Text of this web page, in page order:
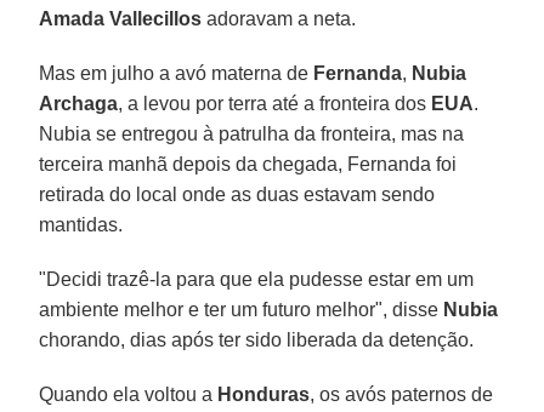
Amada Vallecillos adoravam a neta.
Mas em julho a avó materna de Fernanda, Nubia
Archaga, a levou por terra até a fronteira dos EUA.
Nubia se entregou à patrulha da fronteira, mas na
terceira manhã depois da chegada, Fernanda foi
retirada do local onde as duas estavam sendo
mantidas.
"Decidi trazê-la para que ela pudesse estar em um
ambiente melhor e ter um futuro melhor", disse Nubia
chorando, dias após ter sido liberada da detenção.
Quando ela voltou a Honduras, os avós paternos de